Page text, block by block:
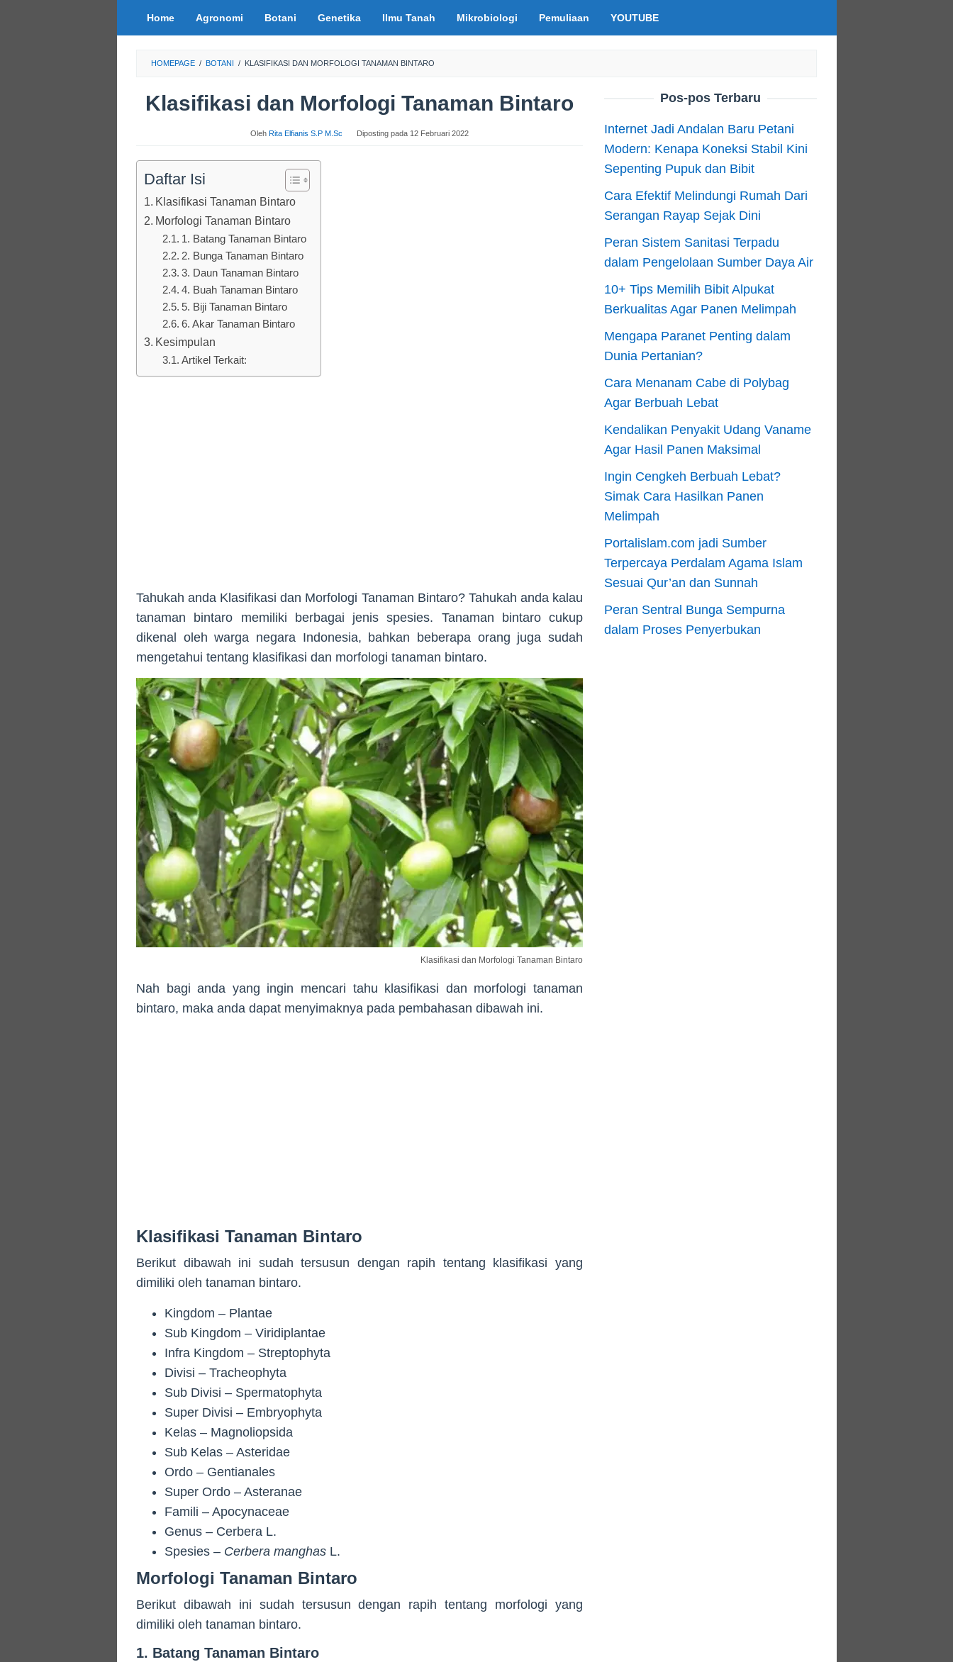
Home Agronomi Botani Genetika Ilmu Tanah Mikrobiologi Pemuliaan YOUTUBE
HOMEPAGE / BOTANI / KLASIFIKASI DAN MORFOLOGI TANAMAN BINTARO
Klasifikasi dan Morfologi Tanaman Bintaro
Oleh Rita Elfianis S.P M.Sc Diposting pada 12 Februari 2022
Daftar Isi
Klasifikasi Tanaman Bintaro
Morfologi Tanaman Bintaro
1. Batang Tanaman Bintaro
2. Bunga Tanaman Bintaro
3. Daun Tanaman Bintaro
4. Buah Tanaman Bintaro
5. Biji Tanaman Bintaro
6. Akar Tanaman Bintaro
Kesimpulan
Artikel Terkait:
Tahukah anda Klasifikasi dan Morfologi Tanaman Bintaro? Tahukah anda kalau
tanaman bintaro memiliki berbagai jenis spesies. Tanaman bintaro cukup
dikenal oleh warga negara Indonesia, bahkan beberapa orang juga sudah
mengetahui tentang klasifikasi dan morfologi tanaman bintaro.
Klasifikasi dan Morfologi Tanaman Bintaro
Nah bagi anda yang ingin mencari tahu klasifikasi dan morfologi tanaman
bintaro, maka anda dapat menyimaknya pada pembahasan dibawah ini.
Klasifikasi Tanaman Bintaro
Berikut dibawah ini sudah tersusun dengan rapih tentang klasifikasi yang
dimiliki oleh tanaman bintaro.
Kingdom – Plantae
Sub Kingdom – Viridiplantae
Infra Kingdom – Streptophyta
Divisi – Tracheophyta
Sub Divisi – Spermatophyta
Super Divisi – Embryophyta
Kelas – Magnoliopsida
Sub Kelas – Asteridae
Ordo – Gentianales
Super Ordo – Asteranae
Famili – Apocynaceae
Genus – Cerbera L.
Spesies – Cerbera manghas L.
Morfologi Tanaman Bintaro
Berikut dibawah ini sudah tersusun dengan rapih tentang morfologi yang
dimiliki oleh tanaman bintaro.
1. Batang Tanaman Bintaro
Pos-pos Terbaru
Internet Jadi Andalan Baru Petani
Modern: Kenapa Koneksi Stabil Kini
Sepenting Pupuk dan Bibit
Cara Efektif Melindungi Rumah Dari
Serangan Rayap Sejak Dini
Peran Sistem Sanitasi Terpadu
dalam Pengelolaan Sumber Daya Air
10+ Tips Memilih Bibit Alpukat
Berkualitas Agar Panen Melimpah
Mengapa Paranet Penting dalam
Dunia Pertanian?
Cara Menanam Cabe di Polybag
Agar Berbuah Lebat
Kendalikan Penyakit Udang Vaname
Agar Hasil Panen Maksimal
Ingin Cengkeh Berbuah Lebat?
Simak Cara Hasilkan Panen
Melimpah
Portalislam.com jadi Sumber
Terpercaya Perdalam Agama Islam
Sesuai Qur’an dan Sunnah
Peran Sentral Bunga Sempurna
dalam Proses Penyerbukan